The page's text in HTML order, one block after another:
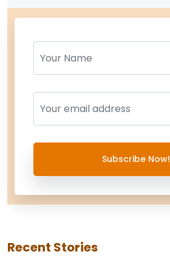
Name
Name
Subscribe Now!
Recent Stories